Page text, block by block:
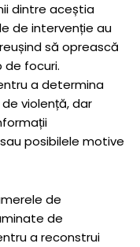
dintre aceștia
de intervenție au
să oprească
focuri.
a determina
violență, dar
posibilele motive
de
de
a reconstrui